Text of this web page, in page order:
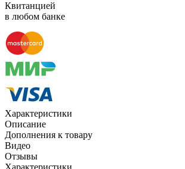
Квитанцией
в любом банке
Характеристики
Описание
Дополнения к товару
Видео
Отзывы